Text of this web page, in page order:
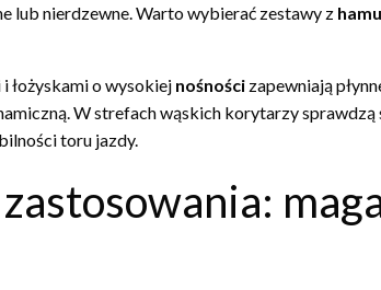
lub nierdzewne. Warto wybierać zestawy z
łożyskami o wysokiej nośności zapewniają
W strefach wąskich korytarzy sprawdzą
toru jazdy.